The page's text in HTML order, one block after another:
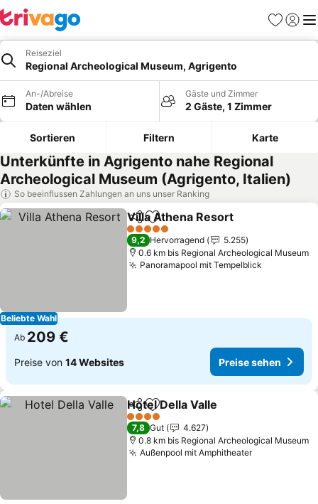
Favoriten
Reiseziel
Regional Archeological Museum, Agrigento
An-/Abreise
Daten wählen
Gäste und Zimmer
2 Gäste, 1 Zimmer
Sortieren Filtern Karte
Unterkünfte in Agrigento nahe Regional
Archeological Museum (Agrigento, Italien)
So beeinflussen Zahlungen an uns unser Ranking
Beliebte Wahl
TeilenZu Favoriten hinzufügen
Villa Athena Resort
5 Sterne
9,2 Hervorragend
5.255
0.6 km bis Regional Archeological Museum
Panoramapool mit Tempelblick
Ab 209 €
Preise von 14 Websites Preise sehen
TeilenZu Favoriten hinzufügen
Hotel Della Valle
4 Sterne
7,8 Gut
4.627
0.8 km bis Regional Archeological Museum
Außenpool mit Amphitheater